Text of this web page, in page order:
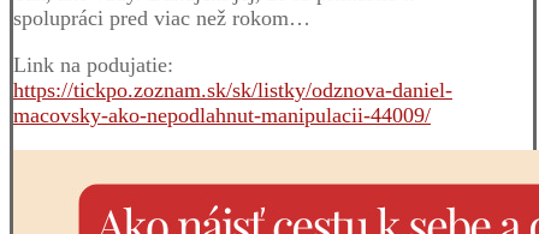
spolupráci pred viac než rokom…
Link na podujatie:
https://tickpo.zoznam.sk/sk/listky/odznova-daniel-
macovsky-ako-nepodlahnut-manipulacii-44009/